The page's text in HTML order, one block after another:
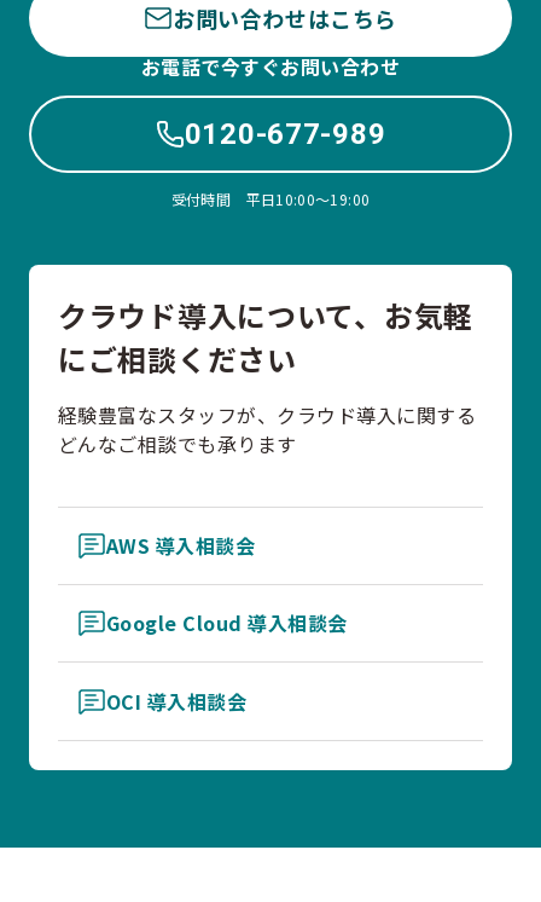
お問い合わせはこちら
お電話で今すぐお問い合わせ
0120-677-989
受付時間 平日10:00〜19:00
クラウド導入について、お気軽
にご相談ください
経験豊富なスタッフが、クラウド導入に関する
どんなご相談でも承ります
AWS 導入相談会
Google Cloud 導入相談会
OCI 導入相談会